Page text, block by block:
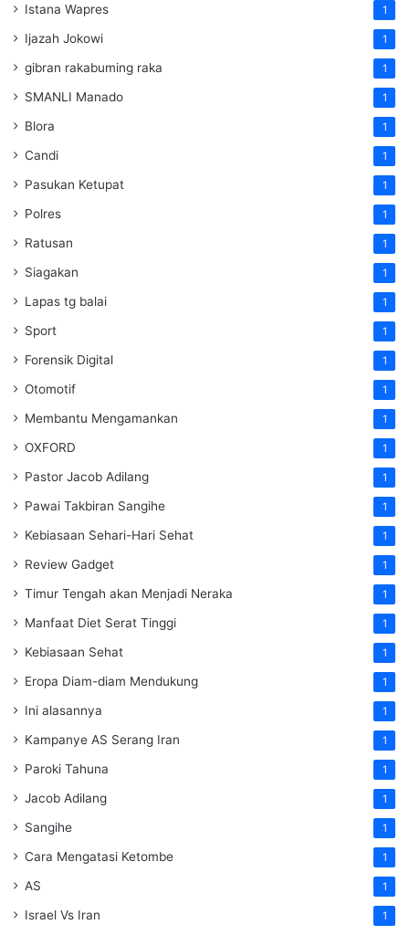
Istana Wapres 1
Ijazah Jokowi 1
gibran rakabuming raka 1
SMANLI Manado 1
Blora 1
Candi 1
Pasukan Ketupat 1
Polres 1
Ratusan 1
Siagakan 1
Lapas tg balai 1
Sport 1
Forensik Digital 1
Otomotif 1
Membantu Mengamankan 1
OXFORD 1
Pastor Jacob Adilang 1
Pawai Takbiran Sangihe 1
Kebiasaan Sehari-Hari Sehat 1
Review Gadget 1
Timur Tengah akan Menjadi Neraka 1
Manfaat Diet Serat Tinggi 1
Kebiasaan Sehat 1
Eropa Diam-diam Mendukung 1
Ini alasannya 1
Kampanye AS Serang Iran 1
Paroki Tahuna 1
Jacob Adilang 1
Sangihe 1
Cara Mengatasi Ketombe 1
AS 1
Israel Vs Iran 1